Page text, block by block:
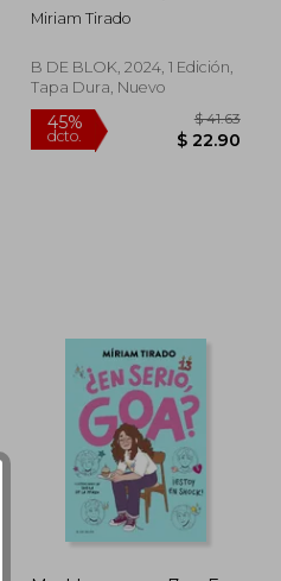
$ 54.83
$ 30.15
Miriam Tirado
B DE BLOK, 2024, 1 Edición,
Tapa Dura, Nuevo
45%
dcto.